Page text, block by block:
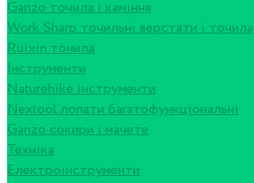
Ganzo точила і каміння
Work Sharp точильні верстати і точила
Ruixin точила
Інструменти
Naturehike інструменти
Nextool лопати багатофункціональні
Ganzo сокири і мачете
Техніка
Електроінструменти